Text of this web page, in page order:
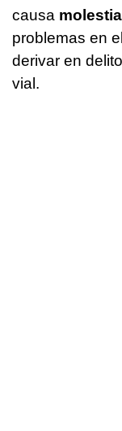
causa
problemas en
derivar en
vial.